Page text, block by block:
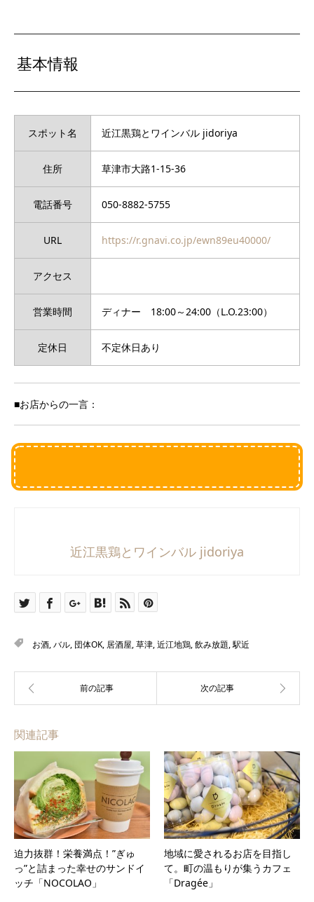
基本情報
スポット名 近江黒鶏とワインバル jidoriya
住所 草津市大路1-15-36
電話番号 050-8882-5755
URL https://r.gnavi.co.jp/ewn89eu40000/
アクセス
営業時間 ディナー 18:00～24:00（L.O.23:00）
定休日 不定休日あり
■お店からの一言：
近江黒鶏とワインバル jidoriya
お酒,バル, 団体OK, 居酒屋,草津,近江地鶏,飲み放題,駅近
関連記事
迫力抜群！栄養満点！”ぎゅ
っ”と詰まった幸せのサンドイ
ッチ「NOCOLAO」
地域に愛されるお店を目指し
て。町の温もりが集うカフェ
「Dragée」